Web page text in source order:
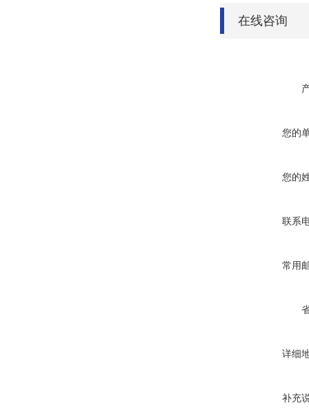
在线咨询
您的
您的
联系
常用
详细
补充